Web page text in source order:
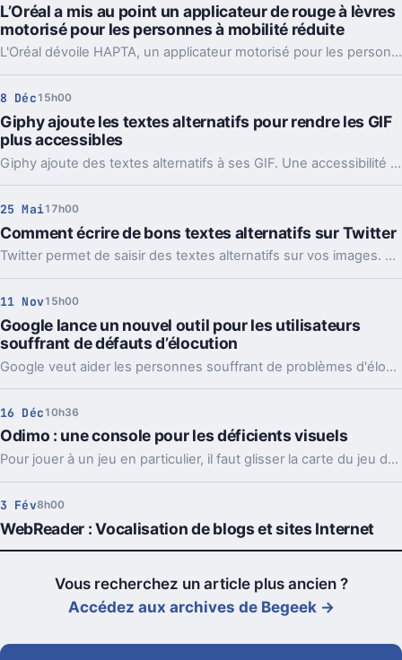
L’Oréal a mis au point un applicateur de rouge à lèvres
motorisé pour les personnes à mobilité réduite
L'Oréal dévoile HAPTA, un applicateur motorisé pour les personnes à mobilité réduite. Le Brow Magic, lui, est un outil de tatouage de sourcil intelligent.
8 Déc 15h00
Giphy ajoute les textes alternatifs pour rendre les GIF
plus accessibles
Giphy ajoute des textes alternatifs à ses GIF. Une accessibilité améliorée pour rendre les GIF plus populaires encore.
25 Mai17h00
Comment écrire de bons textes alternatifs sur Twitter
Twitter permet de saisir des textes alternatifs sur vos images. Mais que mettre au juste ? Voici un petit guide pratique.
11 Nov15h00
Google lance un nouvel outil pour les utilisateurs
souffrant de défauts d’élocution
Google veut aider les personnes souffrant de problèmes d'élocution avec une application, en bêta, qui vise à perfectionner encore la reconnaissance vocale.
16 Déc 10h36
Odimo : une console pour les déficients visuels
Pour jouer à un jeu en particulier, il faut glisser la carte du jeu dans la console.
3 Fév8h00
WebReader : Vocalisation de blogs et sites Internet
Vous recherchez un article plus ancien ?
Accédez aux archives de Begeek →